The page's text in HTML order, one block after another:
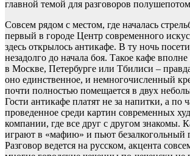
главной темой для разговоров
Совсем рядом с местом, где началась
первый в городе Центр современного
здесь открылось антикафе. В ту ночь
незадолго до начала боя. Такое кафе
в Москве, Петербурге или Тбилиси –
оно единственное, и немногочисленный
почти полностью помещается в двух
Гости антикафе платят не за напитки, а по
проведенное среди картин современных
компании, где все друг с другом знакомы.
играют в «мафию» и пьют безалкогольный
Разговор ведется на русском, акцента